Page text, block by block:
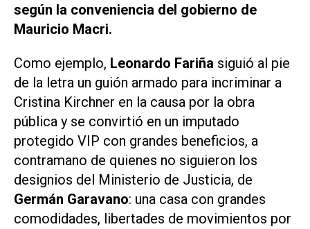
según la conveniencia del gobierno de
Mauricio Macri.
Como ejemplo, Leonardo Fariña siguió al pie
de la letra un guión armado para incriminar a
Cristina Kirchner en la causa por la obra
pública y se convirtió en un imputado
protegido VIP con grandes beneficios, a
contramano de quienes no siguieron los
designios del Ministerio de Justicia, de
Germán Garavano: una casa con grandes
comodidades, libertades de movimientos por